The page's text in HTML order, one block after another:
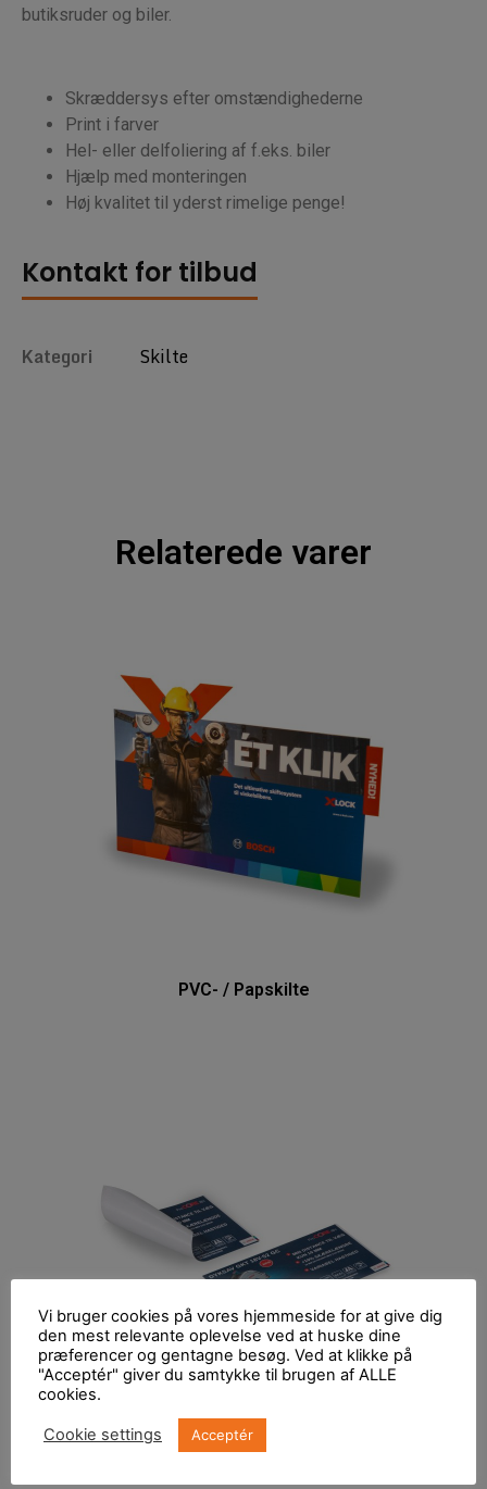
butiksruder og biler.
Skræddersys efter omstændighederne
Print i farver
Hel- eller delfoliering af f.eks. biler
Hjælp med monteringen
Høj kvalitet til yderst rimelige penge!
Kontakt for tilbud
Kategori Skilte
Relaterede varer
PVC- / Papskilte
Genplacérbar folie
Vi bruger cookies på vores hjemmeside for at give dig
den mest relevante oplevelse ved at huske dine
præferencer og gentagne besøg. Ved at klikke på
"Acceptér" giver du samtykke til brugen af ALLE
cookies.
Cookie settings Acceptér